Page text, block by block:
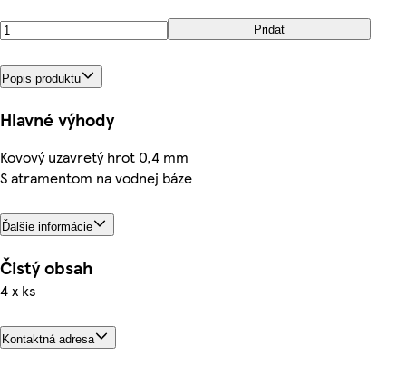
Pridať
Popis produktu
Hlavné výhody
Kovový uzavretý hrot 0,4 mm
S atramentom na vodnej báze
Ďalšie informácie
Čistý obsah
4 x ks
Kontaktná adresa